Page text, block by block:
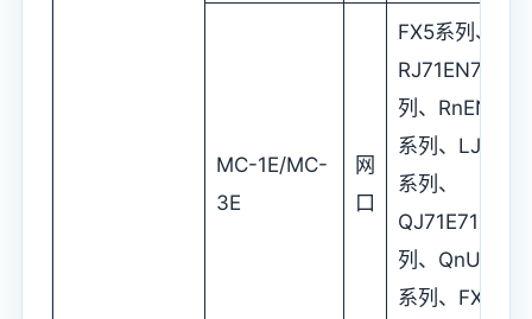
MC-1E/MC-
3E
网
口
FX5系列、
RJ71EN71系
列、RnENCPU
系列、
系列、
QJ71E71系
列、QnUCPU
系列、FX3系